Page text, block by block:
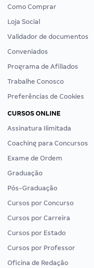
Como Comprar
Loja Social
Validador de documentos
Conveniados
Programa de Afiliados
Trabalhe Conosco
Preferências de Cookies
CURSOS ONLINE
Assinatura Ilimitada
Coaching para Concursos
Exame de Ordem
Graduação
Pós-Graduação
Cursos por Concurso
Cursos por Carreira
Cursos por Estado
Cursos por Professor
Oficina de Redação